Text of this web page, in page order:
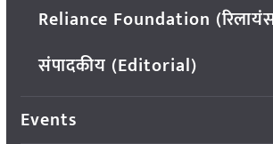
Reliance Foundation
संपादकीय (Editorial)
Events